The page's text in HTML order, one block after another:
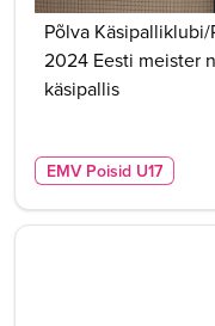
Põlva
2024 Eesti meister
käsipallis
EMV Poisid U17